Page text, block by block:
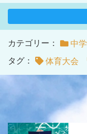
カテゴリー：
中
タグ：
体育大会